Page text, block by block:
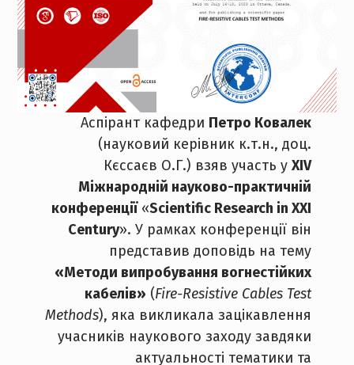
Аспірант кафедри Петро Ковалек
(науковий керівник к.т.н., доц.
Кєссаєв О.Г.) взяв участь у XIV
Міжнародній науково-практичній
конференції«Scientific Research in XXI
Century». У рамках конференції він
представив доповідь на тему
«Методи випробування вогнестійких
кабелів» (Fire-Resistive Cables Test
Methods), яка викликала зацікавлення
учасників наукового заходу завдяки
актуальності тематики та